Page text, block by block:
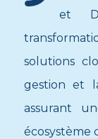
et
solutions
gestion et
assurant
écosystème